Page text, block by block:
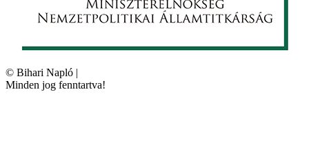
© Bihari Napló |
Minden jog fenntartva!